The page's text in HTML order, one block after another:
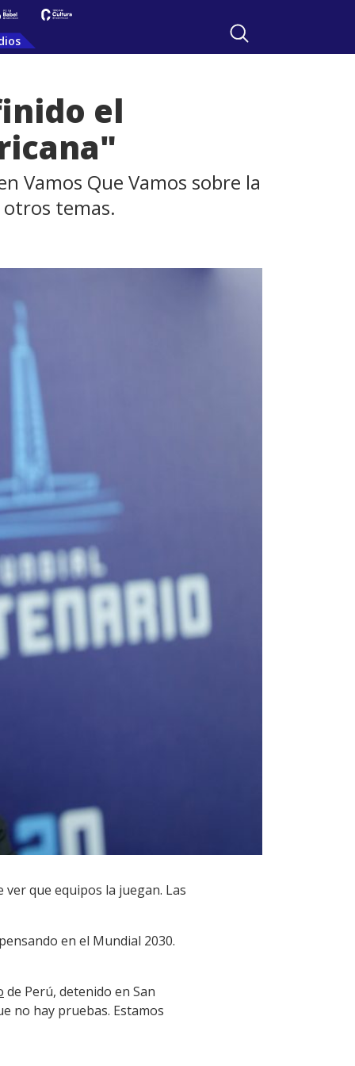
el
Vamos Que Vamos sobre la
temas.
ver que equipos la juegan. Las
en el Mundial 2030.
de Perú, detenido en San
no hay pruebas. Estamos